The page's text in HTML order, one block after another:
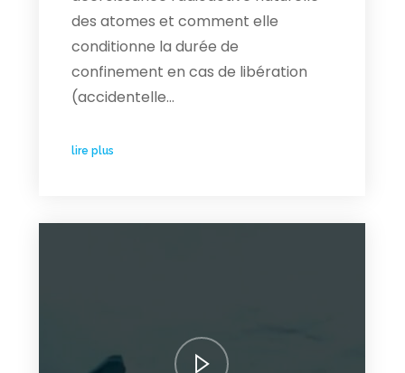
des atomes et comment elle
conditionne la durée de
confinement en cas de libération
(accidentelle…
lire plus